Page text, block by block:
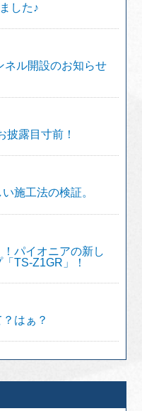
した♪
ネル開設のお知らせ
披露目寸前！
施工法の検証。
パイオニアの新し
TS-Z1GR」！
はぁ？